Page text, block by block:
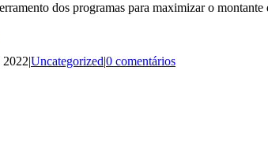
dos programas para maximizar o
2022|Uncategorized|0 comentários